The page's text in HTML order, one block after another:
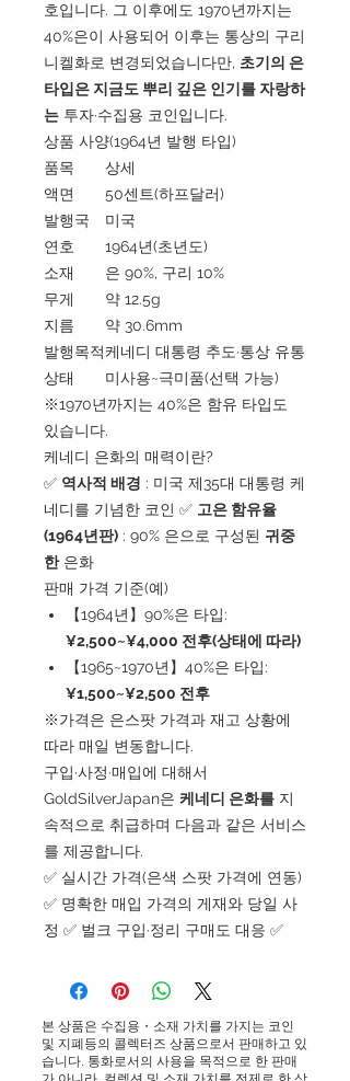
호입니다. 그 이후에도 1970년까지는
40%은이 사용되어 이후는 통상의 구리
니켈화로 변경되었습니다만, 초기의 은
타입은 지금도 뿌리 깊은 인기를 자랑하
는 투자·수집용 코인입니다.
상품 사양(1964년 발행 타입)
품목
상세
액면
50센트(하프달러)
발행국
미국
연호
1964년(초년도)
소재
은 90%, 구리 10%
무게
약 12.5g
지름
약 30.6mm
발행목적케네디 대통령 추도·통상 유통
상태
미사용~극미품(선택 가능)
※1970년까지는 40%은 함유 타입도
있습니다.
케네디 은화의 매력이란?
✅ 역사적 배경 : 미국 제35대 대통령 케
네디를 기념한 코인 ✅ 고은 함유율
(1964년판) : 90% 은으로 구성된 귀중
한은화
판매 가격 기준(예)
【1964년】90%은 타입:
¥2,500~¥4,000 전후(상태에 따라)
【1965~1970년】40%은 타입:
¥1,500~¥2,500 전후
※가격은 은스팟 가격과 재고 상황에
따라 매일 변동합니다.
구입·사정·매입에 대해서
GoldSilverJapan은 케네디 은화를 지
속적으로 취급하며 다음과 같은 서비스
를 제공합니다.
✅ 실시간 가격(은색 스팟 가격에 연동)
✅ 명확한 매입 가격의 게재와 당일 사
정 ✅ 벌크 구입·정리 구매도 대응 ✅
본 상품은 수집용・소재 가치를 가지는 코인
및 지폐등의 콜렉터즈 상품으로서 판매하고 있
습니다. 통화로서의 사용을 목적으로 한 판매